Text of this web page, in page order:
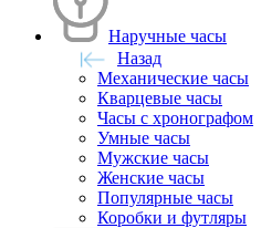
Наручные часы
Назад
Механические часы
Кварцевые часы
Часы с хронографом
Умные часы
Мужские часы
Женские часы
Популярные часы
Коробки и футляры